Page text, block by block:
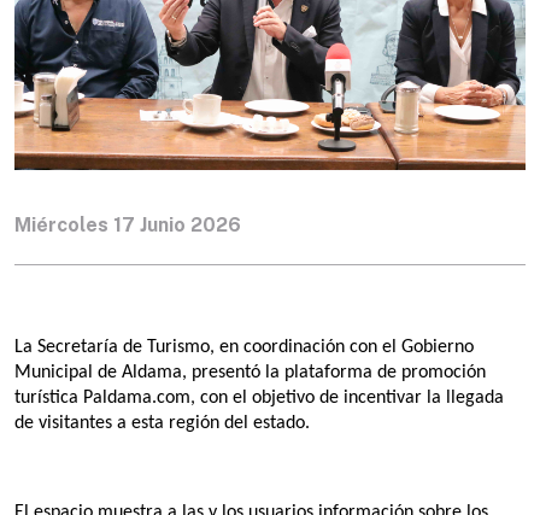
Miércoles 17 Junio 2026
La Secretaría de Turismo, en coordinación con el Gobierno
Municipal de Aldama, presentó la plataforma de promoción
turística Paldama.com, con el objetivo de incentivar la llegada
de visitantes a esta región del estado.